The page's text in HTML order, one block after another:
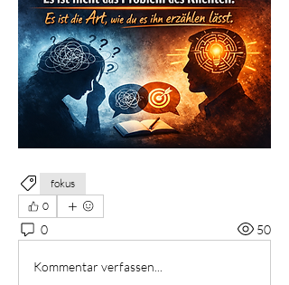
fokus
0
0 50
Kommentar verfassen...